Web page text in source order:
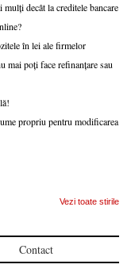
decât la creditele bancare
în lei ale firmelor
mai poți face refinanțare sau
propriu pentru modificarea
Vezi toate stirile
Contact